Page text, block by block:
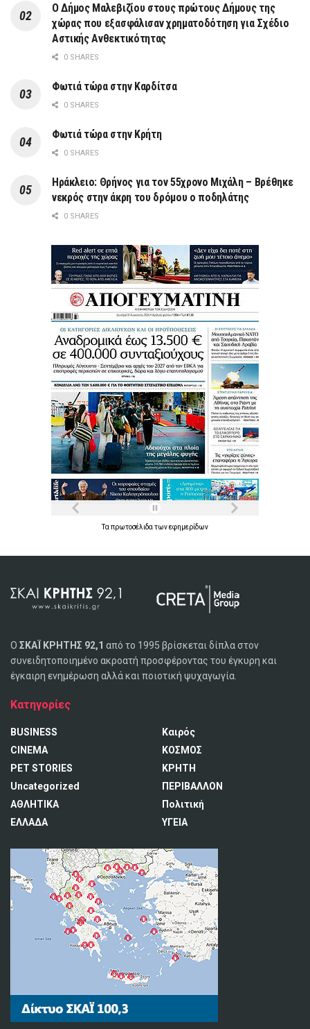
Ο Δήμος Μαλεβιζίου στους πρώτους Δήμους της
χώρας που εξασφάλισαν χρηματοδότηση για Σχέδιο
Αστικής Ανθεκτικότητας
0 SHARES
Φωτιά τώρα στην Καρδίτσα
0 SHARES
Φωτιά τώρα στην Κρήτη
0 SHARES
Ηράκλειο: Θρήνος για τον 55χρονο Μιχάλη – Βρέθηκε
νεκρός στην άκρη του δρόμου ο ποδηλάτης
0 SHARES
Τα πρωτοσέλιδα τωνεφημερίδων
Ο ΣΚΑΪ ΚΡΗΤΗΣ 92,1 από το 1995 βρίσκεται δίπλα στον
συνειδητοποιημένο ακροατή προσφέροντας του έγκυρη και
έγκαιρη ενημέρωση αλλά και ποιοτική ψυχαγωγία.
Κατηγορίες
BUSINESS
CINEMA
PET STORIES
Uncategorized
ΑΘΛΗΤΙΚΑ
ΕΛΛΑΔΑ
Καιρός
ΚΟΣΜΟΣ
ΚΡΗΤΗ
ΠΕΡΙΒΑΛΛΟΝ
Πολιτική
ΥΓΕΙΑ